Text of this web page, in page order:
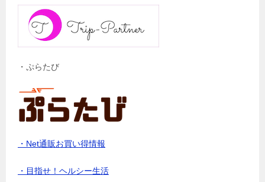
・ぷらたび
・Net通販お買い得情報
・目指せ！ヘルシー生活